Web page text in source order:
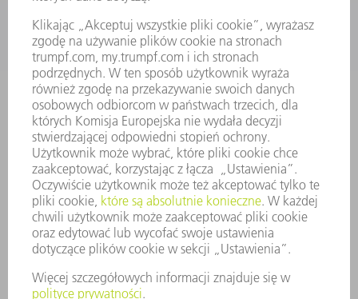
OFERTY STANOWISK
PROFIL FIRMY
ZARZĄD
SPRAWOZDANIE Z DZIAŁALNOŚCI
ZASADY BIZNESOWE
ZAPEWNIENIE ZGODNOŚCI DZIAŁALNOŚCI Z REGULACJAMI
SYSTEM ZGŁASZANIA NIEPRAWIDŁOWOŚCI
BEZPIECZEŃSTWO
INFORMACJE PRASOWE
MAGAZYNY
ZRÓWNOWAŻONY ROZWÓJ
ŚRODOWISKO I KLIMAT
SPOŁECZEŃSTWO
KIEROWANIE PRZEDSIĘBIORSTWEM